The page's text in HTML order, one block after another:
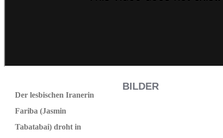
Der lesbischen Iranerin
Fariba (Jasmin
Tabatabai) droht in
BILDER